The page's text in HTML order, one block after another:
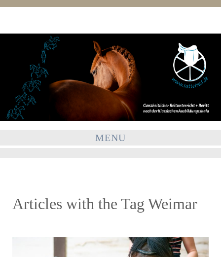
MENU
Articles with the Tag Weimar